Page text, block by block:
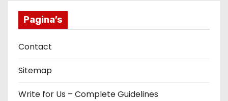
Pagina’s
Contact
Sitemap
Write for Us – Complete Guidelines